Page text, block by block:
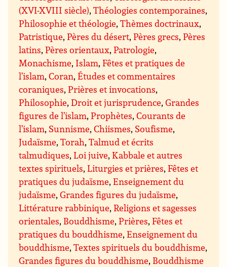
(XVI-XVIII siècle),Théologies contemporaines,
Philosophie et théologie,Thèmes doctrinaux,
Patristique,Pères du désert,Pères grecs,Pères
latins,Pères orientaux,Patrologie,
Monachisme, Islam,Fêtes et pratiques de
l’islam,Coran,Études et commentaires
coraniques,Prières et invocations,
Philosophie,Droit et jurisprudence,Grandes
figures de l’islam,Prophètes,Courants de
l’islam, Sunnisme,Chiismes, Soufisme,
Judaïsme,Torah,Talmud et écrits
talmudiques,Loi juive,Kabbale et autres
textes spirituels,Liturgies et prières,Fêtes et
pratiques du judaïsme,Enseignement du
judaïsme,Grandes figures du judaïsme,
Littérature rabbinique,Religions et sagesses
orientales, Bouddhisme,Prières,Fêtes et
pratiques du bouddhisme,Enseignement du
bouddhisme,Textes spirituels du bouddhisme,
Grandes figures du bouddhisme, Bouddhisme